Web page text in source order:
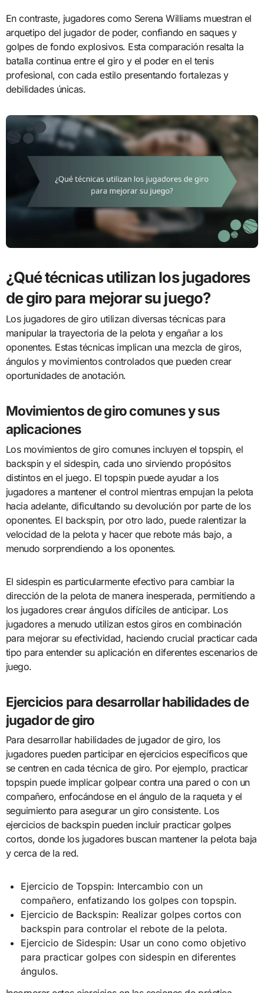
En contraste, jugadores como Serena Williams muestran el
arquetipo del jugador de poder, confiando en saques y
golpes de fondo explosivos. Esta comparación resalta la
batalla continua entre el giro y el poder en el tenis
profesional, con cada estilo presentando fortalezas y
debilidades únicas.
¿Qué técnicas utilizan los jugadores
de giro para mejorar su juego?
Los jugadores de giro utilizan diversas técnicas para
manipular la trayectoria de la pelota y engañar a los
oponentes. Estas técnicas implican una mezcla de giros,
ángulos y movimientos controlados que pueden crear
oportunidades de anotación.
Movimientos de giro comunes y sus
aplicaciones
Los movimientos de giro comunes incluyen el topspin, el
backspin y el sidespin, cada uno sirviendo propósitos
distintos en el juego. El topspin puede ayudar a los
jugadores a mantener el control mientras empujan la pelota
hacia adelante, dificultando su devolución por parte de los
oponentes. El backspin, por otro lado, puede ralentizar la
velocidad de la pelota y hacer que rebote más bajo, a
menudo sorprendiendo a los oponentes.
El sidespin es particularmente efectivo para cambiar la
dirección de la pelota de manera inesperada, permitiendo a
los jugadores crear ángulos difíciles de anticipar. Los
jugadores a menudo utilizan estos giros en combinación
para mejorar su efectividad, haciendo crucial practicar cada
tipo para entender su aplicación en diferentes escenarios de
juego.
Ejercicios para desarrollar habilidades de
jugador de giro
Para desarrollar habilidades de jugador de giro, los
jugadores pueden participar en ejercicios específicos que
se centren en cada técnica de giro. Por ejemplo, practicar
topspin puede implicar golpear contra una pared o con un
compañero, enfocándose en el ángulo de la raqueta y el
seguimiento para asegurar un giro consistente. Los
ejercicios de backspin pueden incluir practicar golpes
cortos, donde los jugadores buscan mantener la pelota baja
y cerca de la red.
Ejercicio de Topspin: Intercambio con un
compañero, enfatizando los golpes con topspin.
Ejercicio de Backspin: Realizar golpes cortos con
backspin para controlar el rebote de la pelota.
Ejercicio de Sidespin: Usar un cono como objetivo
para practicar golpes con sidespin en diferentes
ángulos.